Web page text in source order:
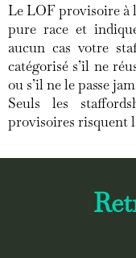
Le LOF provisoire à
pure race et
aucun cas votre
catégorisé s’il ne
ou s’il ne le passe
Seuls les
provisoires risquent